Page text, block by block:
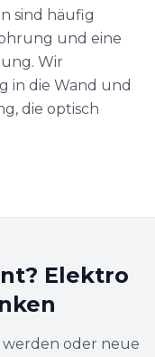
sind häufig
und eine
Wir
in die Wand und
die optisch
Elektro
oder neue